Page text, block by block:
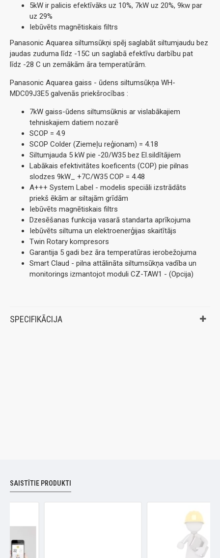
5kW ir palicis efektīvāks uz 10%, 7kW uz 20%, 9kw par
uz 29%
Iebūvēts magnētiskais filtrs
Panasonic Aquarea siltumsūkņi spēj saglabāt siltumjaudu bez
jaudas zuduma līdz -15C un saglabā efektīvu darbību pat
līdz -28 C un zemākām āra temperatūrām.
Panasonic Aquarea gaiss - ūdens siltumsūkņa WH-
MDC09J3E5 galvenās priekšrocības :
7kW gaiss-ūdens siltumsūknis ar vislabākajiem
tehniskajiem datiem nozarē
SCOP = 4.9
SCOP Colder (Ziemeļu reģionam) = 4.18
Siltumjauda 5 kW pie -20/W35 bez El.sildītājiem
Labākais efektivitātes koeficents (COP) pie pilnas
slodzes 9kW_ +7C/W35 COP = 4.48
A+++ System Label - modelis speciāli izstrādāts
priekš ēkām ar siltajām grīdām
Iebūvēts magnētiskais filtrs
Dzesēšanas funkcija vasarā standarta aprīkojuma
Iebūvēts siltuma un elektroenerģijas skaitītājs
Twin Rotary kompresors
Garantija 5 gadi bez āra temperatūras ierobežojuma
Smart Claud - pilna attālināta siltumsūkņa vadība un
monitorings izmantojot moduli CZ-TAW1 - (Opcija)
SPECIFIKĀCIJA
SAISTĪTIE PRODUKTI